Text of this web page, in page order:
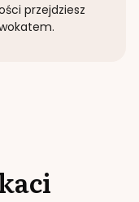
przejdziesz